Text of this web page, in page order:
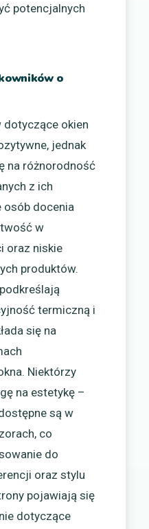
potencjalnych
o
dotyczące okien
jednak
na różnorodność
z ich
osób docenia
w
oraz niskie
produktów.
termiczną i
się na
Niektórzy
na estetykę –
są w
co
do
oraz stylu
pojawiają się
dotyczące